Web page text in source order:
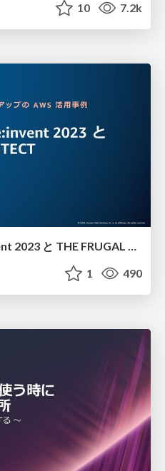
10 7.2k
スタートアップと re:invent 2023 と THE FRUGAL ARCHITECT
1 490